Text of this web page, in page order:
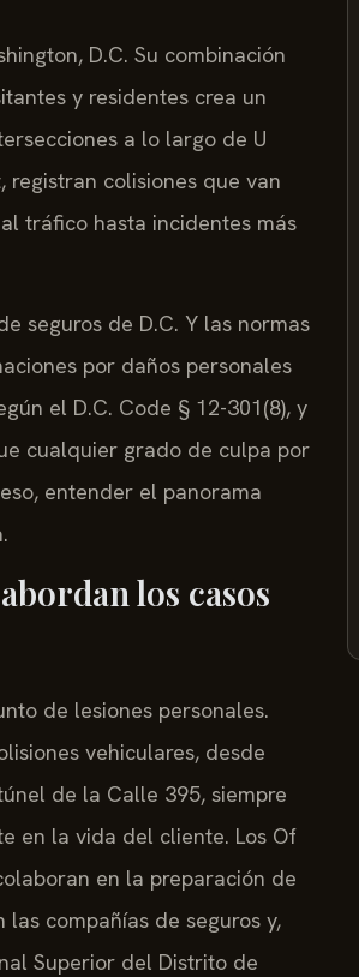
D.C. Su combinación
y residentes crea un
a lo largo de U
registran colisiones que van
tráfico hasta incidentes más
seguros de D.C. Y las normas
por daños personales
el D.C. Code § 12-301(8), y
cualquier grado de culpa por
entender el panorama
los casos
de lesiones personales.
vehiculares, desde
de la Calle 395, siempre
en la vida del cliente. Los Of
en la preparación de
compañías de seguros y,
Superior del Distrito de